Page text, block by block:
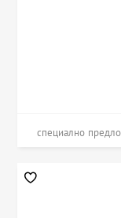
специално